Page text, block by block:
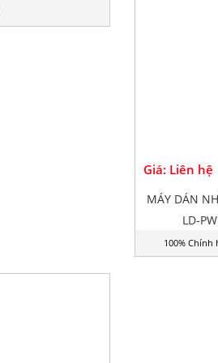
Giá: Liên hệ
MÁY DÁN